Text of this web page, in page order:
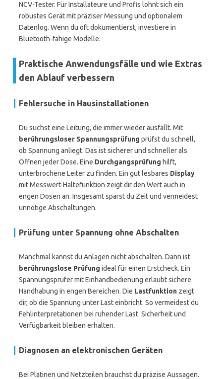
NCV-Tester. Für Installateure und Profis lohnt sich ein
robustes Gerät mit präziser Messung und optionalem
Datenlog. Wenn du oft dokumentierst, investiere in
Bluetooth-fähige Modelle.
Praktische Anwendungsfälle und wie Extras
den Ablauf verbessern
Fehlersuche in Hausinstallationen
Du suchst eine Leitung, die immer wieder ausfällt. Mit
berührungsloser Spannungsprüfung prüfst du schnell,
ob Spannung anliegt. Das ist sicherer und schneller als
Öffnen jeder Dose. Eine Durchgangsprüfung hilft,
unterbrochene Leiter zu finden. Ein gut lesbares Display
mit Messwert-Haltefunktion zeigt dir den Wert auch in
engen Dosen an. Insgesamt sparst du Zeit und vermeidest
unnötige Abschaltungen.
Prüfung unter Spannung ohne Abschalten
Manchmal kannst du Anlagen nicht abschalten. Dann ist
berührungslose Prüfung ideal für einen Erstcheck. Ein
Spannungsprüfer mit Einhandbedienung erlaubt sichere
Handhabung in engen Bereichen. Die Lastfunktion zeigt
dir, ob die Spannung unter Last einbricht. So vermeidest du
Fehlinterpretationen bei ruhender Last. Sicherheit und
Verfügbarkeit bleiben erhalten.
Diagnosen an elektronischen Geräten
Bei Platinen und Netzteilen brauchst du präzise Aussagen.